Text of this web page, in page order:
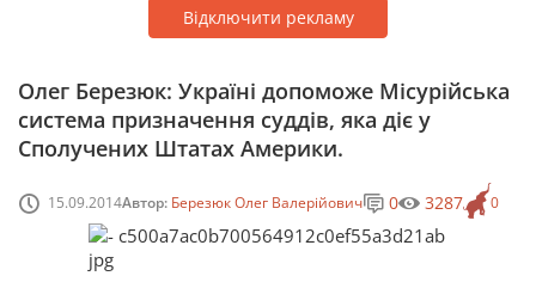
Відключити рекламу
Олег Березюк: Україні допоможе Місурійська
система призначення суддів, яка діє у
Сполучених Штатах Америки.
15.09.2014Автор: Березюк Олег Валерійович 0
0 3287